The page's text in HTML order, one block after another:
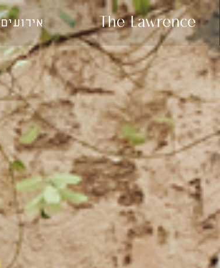
תחילתו
של
דף
אינטרנט,
לחץ
אנטר
כדי
לעבור
לאזור
תוכן
מרכזי
אירועים